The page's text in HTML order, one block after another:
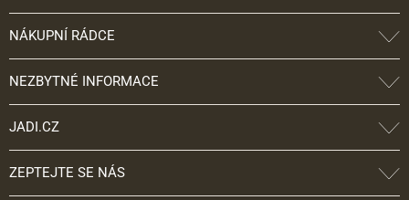
NÁKUPNÍ RÁDCE
NEZBYTNÉ INFORMACE
JADI.CZ
ZEPTEJTE SE NÁS